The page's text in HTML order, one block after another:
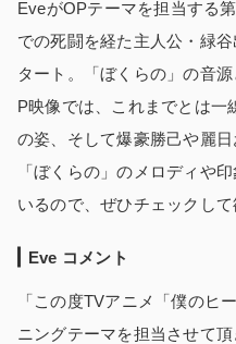
EveがOPテーマを担当する
での死闘を経た主人公・緑
タート。「ぼくらの」の音
P映像では、これまでとは一
の姿、そして爆豪勝己や麗
「ぼくらの」のメロディや
いるので、ぜひチェックして
Eve コメント
「この度TVアニメ「僕のヒ
ニングテーマを担当させて頂